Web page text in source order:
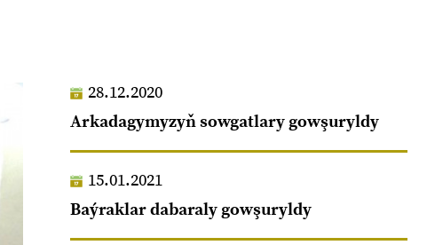
28.12.2020
Arkadagymyzyň sowgatlary gowşuryldy
15.01.2021
Baýraklar dabaraly gowşuryldy